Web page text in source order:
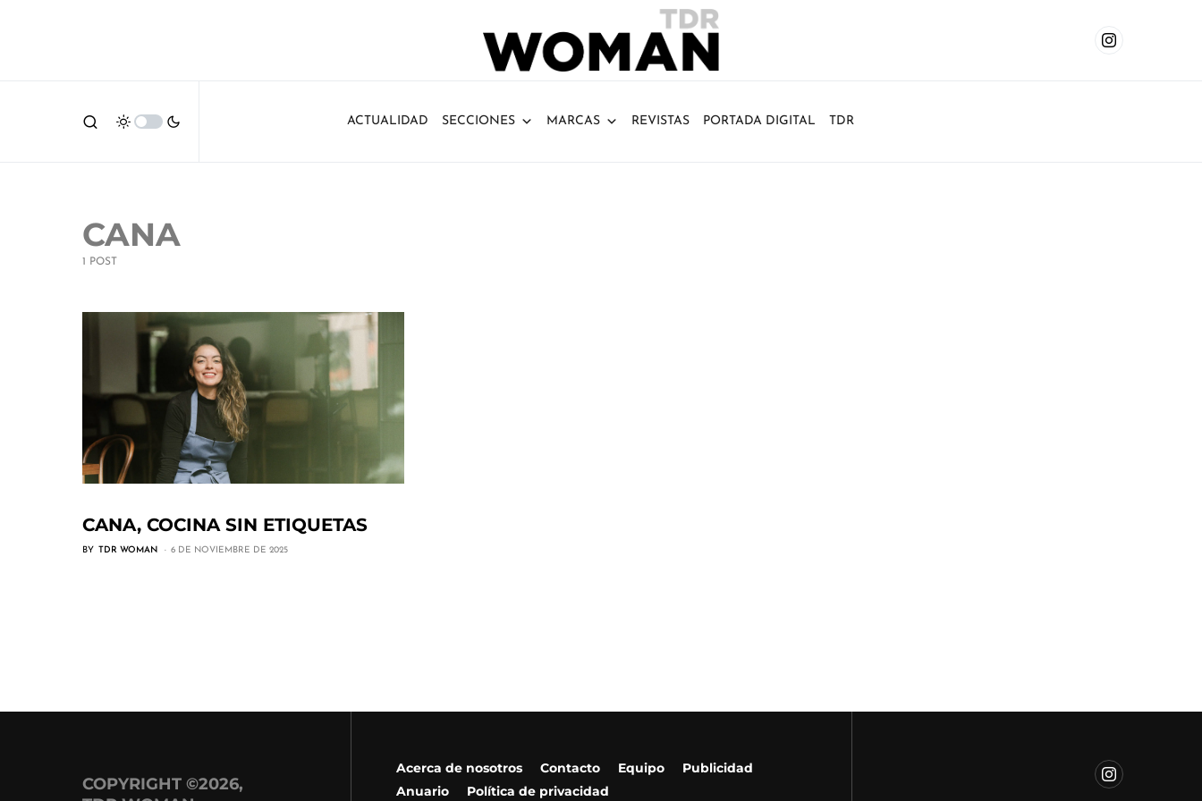
ACTUALIDAD SECCIONES MARCAS REVISTAS PORTADA DIGITAL TDR
CANA
1 POST
CANA, COCINA SIN ETIQUETAS
BY TDR WOMAN 6 DE NOVIEMBRE DE 2025
COPYRIGHT ©2026,
Acerca de nosotros Contacto Equipo
Publicidad
Anuario
Política de privacidad